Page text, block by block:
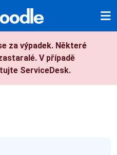
za výpadek. Některé
V případě
ServiceDesk.